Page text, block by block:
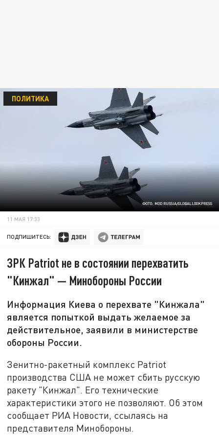
ФОТО: MOD RUSSIA/GLOBALLOOKPRESS
ПОЛИТИКА
11 МАЯ 17:33
ПОДПИШИТЕСЬ:
ЗРК Patriot не в состоянии перехватить
"Кинжал" — Минобороны России
Информация Киева о перехвате "Кинжала"
является попыткой выдать желаемое за
действительное, заявили в министерстве
обороны России.
Зенитно-ракетный комплекс Patriot
производства США не может сбить русскую
ракету "Кинжал". Его технические
характеристики этого не позволяют. Об этом
сообщает РИА Новости, ссылаясь на
представителя Минобороны.